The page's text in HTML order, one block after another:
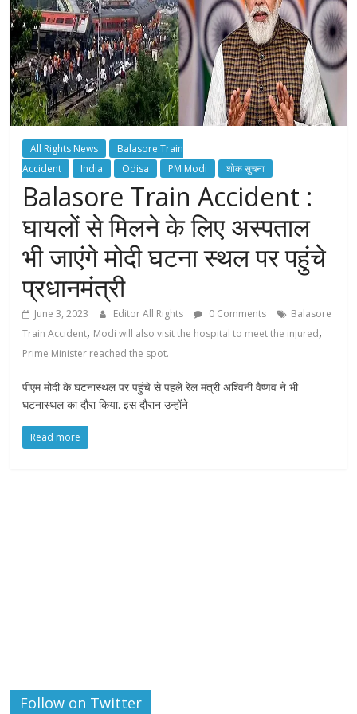
All Rights News
Balasore Train
Accident
India Odisa PM Modi शोक सुचना
Balasore Train Accident :
घायलों से मिलने के लिए अस्पताल
भी जाएंगे मोदी घटना स्थल पर पहुंचे
प्रधानमंत्री
June 3, 2023 Editor All Rights 0 Comments
Balasore
Train Accident, Modi will also visit the hospital to meet the injured,
Prime Minister reached the spot.
पीएम मोदी के घटनास्थल पर पहुंचे से पहले रेल मंत्री अश्विनी वैष्णव ने भी
घटनास्थल का दौरा किया. इस दौरान उन्होंने
Read more
Follow on Twitter